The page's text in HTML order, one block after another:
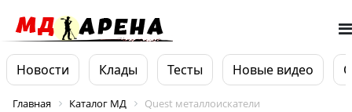
Новости Клады Тесты Новые видео
Главная Каталог МД Quest металлоискатели